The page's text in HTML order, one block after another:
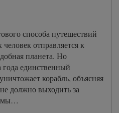
способа путешествий
отправляется к
планета. Но
года единственный
корабль, объясняя
должно выходить за